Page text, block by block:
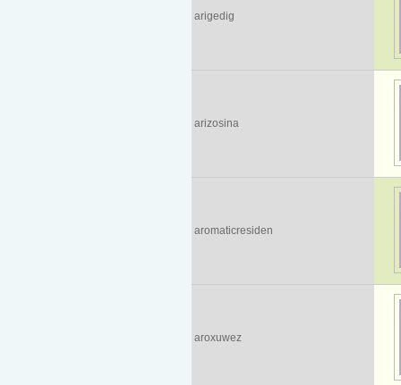
arigedig
arizosina
aromaticresiden
aroxuwez